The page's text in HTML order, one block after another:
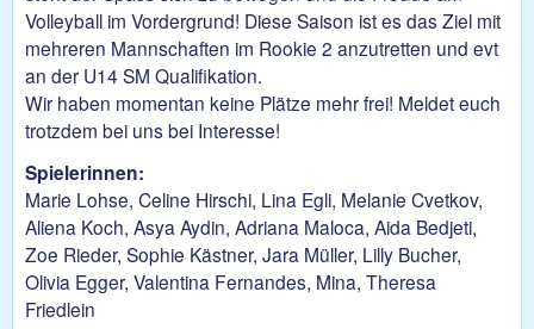
Volleyball im Vordergrund! Diese Saison ist es das Ziel mit
mehreren Mannschaften im Rookie 2 anzutretten und evt
an der U14 SM Qualifikation.
Wir haben momentan keine Plätze mehr frei! Meldet euch
trotzdem bei uns bei Interesse!
Spielerinnen:
Marie Lohse, Celine Hirschi, Lina Egli, Melanie Cvetkov,
Aliena Koch, Asya Aydin, Adriana Maloca, Aida Bedjeti,
Zoe Rieder, Sophie Kästner, Jara Müller, Lilly Bucher,
Olivia Egger, Valentina Fernandes, Mina, Theresa
Friedlein